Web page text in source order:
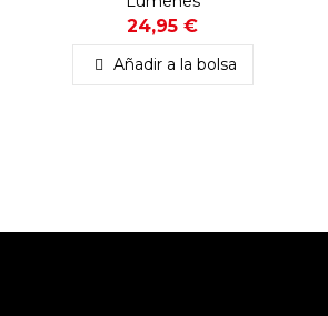
24,95 €
Añadir a la bolsa